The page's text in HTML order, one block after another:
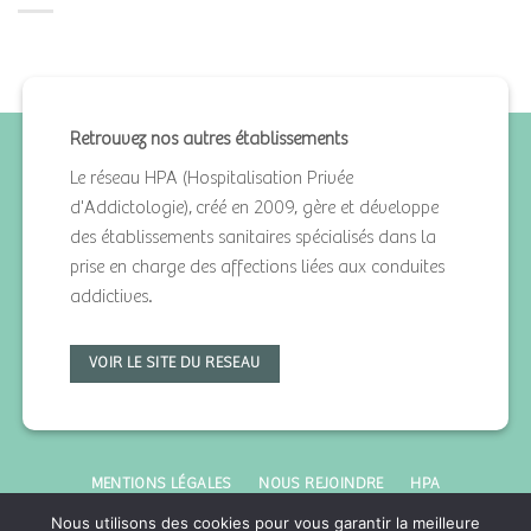
Retrouvez nos autres établissements
Le réseau HPA (Hospitalisation Privée
d'Addictologie), créé en 2009, gère et développe
des établissements sanitaires spécialisés dans la
prise en charge des affections liées aux conduites
addictives.
VOIR LE SITE DU RESEAU
MENTIONS LÉGALES NOUS REJOINDRE HPA
Nous utilisons des cookies pour vous garantir la meilleure